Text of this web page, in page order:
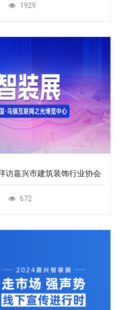
1929
访嘉兴市建筑装饰行业协会
672